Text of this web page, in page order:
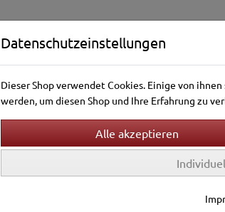
Datenschutzeinstellungen
Dieser Shop verwendet Cookies. Einige von
werden, um diesen Shop und Ihre Erfahrung zu